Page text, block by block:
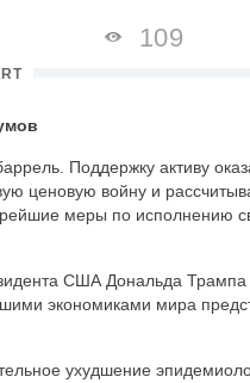
109
Поддержку активу
ценовую войну и
меры по исполнению
США Дональда Трампа
экономиками мира
ухудшение